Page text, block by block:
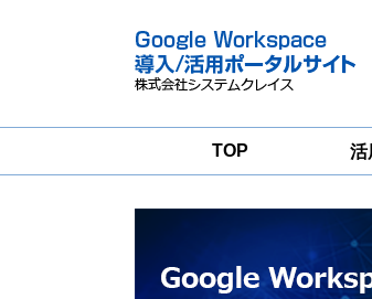
TOP 活
支援サービス